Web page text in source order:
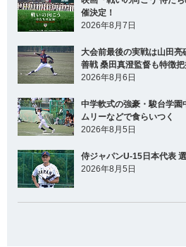
催決定！
2026年8月7日
大会前最後の実戦は山田
善戦 桑田真澄監督も特徴把
2026年8月6日
中学軟式の強豪・駿台学園
ムリーなどで食らいつく
2026年8月5日
侍ジャパンU-15日本代表
2026年8月5日